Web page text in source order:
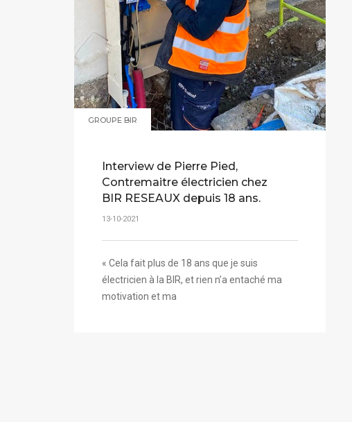
GROUPE BIR
Interview de Pierre Pied,
Contremaitre électricien chez
BIR RESEAUX depuis 18 ans.
13-10-2021
« Cela fait plus de 18 ans que je suis
électricien à la BIR, et rien n’a entaché ma
motivation et ma